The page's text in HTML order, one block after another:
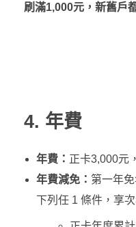
刷滿1,000元，新舊戶
4. 年費
年費： 正卡3,000元
年費減免： 第一年
下列任 1 條件，享